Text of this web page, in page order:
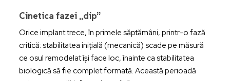
Cinetica fazei „dip”
Orice implant trece, în primele săptămâni, printr-o fază
critică: stabilitatea inițială (mecanică) scade pe măsură
ce osul remodelat își face loc, înainte ca stabilitatea
biologică să fie complet formată. Această perioadă